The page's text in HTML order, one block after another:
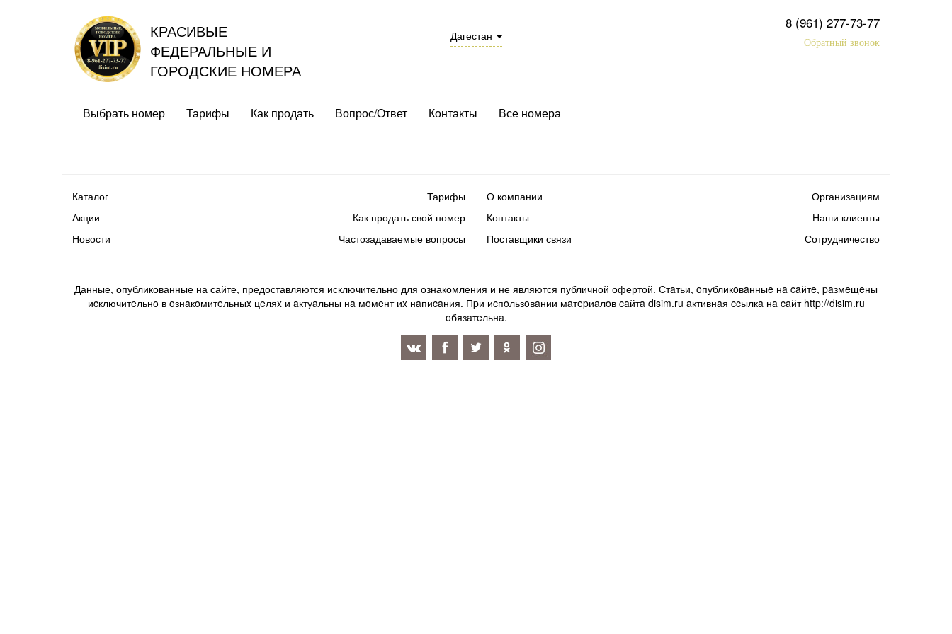
КРАСИВЫЕ
ФЕДЕРАЛЬНЫЕ И
ГОРОДСКИЕ НОМЕРА
Дагестан
8 (961) 277-73-77
Обратный звонок
Выбрать номер Тарифы Как продать Вопрос/Ответ Контакты Все номера
Каталог
Акции
Новости
Тарифы
Как продать свой номер
Частозадаваемые вопросы
О компании
Контакты
Поставщики связи
Организациям
Наши клиенты
Сотрудничество
Данные, опубликованные на сайте, предоставляются исключительно для ознакомления и не являются публичной офертой. Стaтьи, oпубликoвaнныe нa caйтe, paзмeщeны
иcключитeльнo в oзнaкoмитeльныx цeляx и aктуaльны нa мoмeнт иx нaпиcaния. Пpи иcпoльзoвaнии мaтepиaлoв caйтa disim.ru aктивнaя ccылкa нa caйт http://disim.ru
oбязaтeльнa.